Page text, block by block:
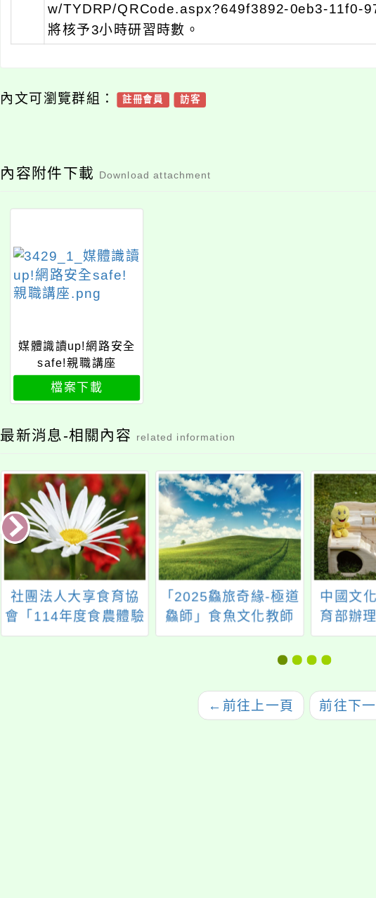
w/TYDRP/QRCode.aspx?649f3892-0eb3-11f0-
將核予3小時研習時數。
內文可瀏覽群組： 註冊會員 訪客
內容附件下載 Download attachment
媒體識讀up!網路安全
safe!親職講座
檔案下載
最新消息-相關內容 related information
社團法人大享食育協
會「114年度食農體驗
農遊場域與學校教師
「2025鱻旅奇緣-極道
鱻師」食魚文化教師
及營養師研習活動
中國文
育部辦
溝通分
程，歡
諮商輔
等相關
← 前往上一頁 前往下